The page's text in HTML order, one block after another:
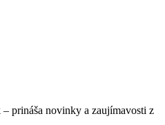
prináša novinky a zaujímavosti z